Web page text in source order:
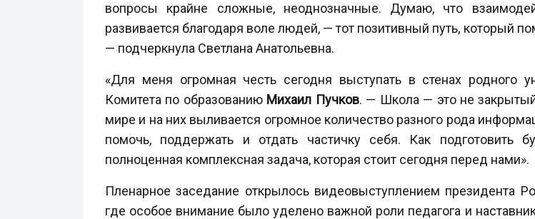
вопросы крайне сложные, неоднозначные. Думаю, что
развивается благодаря воле людей, — тот позитивный путь, который
— подчеркнула Светлана Анатольевна.
«Для меня огромная честь сегодня выступать в стенах родного
Комитета по образованию Михаил Пучков. — Школа — это не
мире и на них выливается огромное количество разного рода
помочь, поддержать и отдать частичку себя. Как подготовить
полноценная комплексная задача, которая стоит сегодня перед нами».
Пленарное заседание открылось видеовыступлением президента
где особое внимание было уделено важной роли педагога и